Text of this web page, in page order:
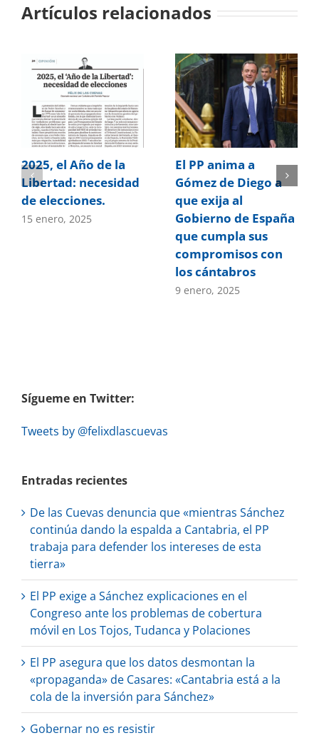
Artículos relacionados
2025, el Año de la
Libertad: necesidad
de elecciones.
15 enero, 2025
El PP anima a
Gómez de Diego a
que exija al
Gobierno de España
que cumpla sus
compromisos con
los cántabros
9 enero, 2025
Sígueme en Twitter:
Tweets by @felixdlascuevas
Entradas recientes
De las Cuevas denuncia que «mientras Sánchez
continúa dando la espalda a Cantabria, el PP
trabaja para defender los intereses de esta
tierra»
El PP exige a Sánchez explicaciones en el
Congreso ante los problemas de cobertura
móvil en Los Tojos, Tudanca y Polaciones
El PP asegura que los datos desmontan la
«propaganda» de Casares: «Cantabria está a la
cola de la inversión para Sánchez»
Gobernar no es resistir